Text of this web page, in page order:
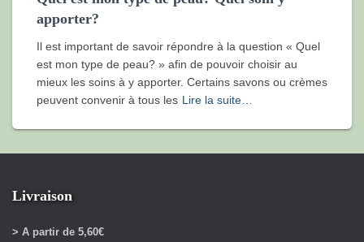
apporter?
Il est important de savoir répondre à la question « Quel
est mon type de peau? » afin de pouvoir choisir au
mieux les soins à y apporter. Certains savons ou crèmes
peuvent convenir à tous les Lire la suite…
Livraison
> A partir de 5,60€